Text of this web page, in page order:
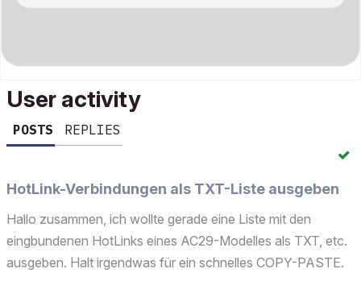
User activity
POSTS REPLIES
HotLink-Verbindungen als TXT-Liste ausgeben
Hallo zusammen, ich wollte gerade eine Liste mit den
eingbundenen HotLinks eines AC29-Modelles als TXT, etc.
ausgeben. Halt irgendwas für ein schnelles COPY-PASTE.